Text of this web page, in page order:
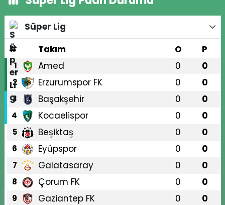
Süper Lig
#
Takım O P
1 Amed 0 0
2 Erzurumspor FK 0 0
3 Başakşehir 0 0
4 Kocaelispor 0 0
5 Beşiktaş 0 0
6 Eyüpspor 0 0
7 Galatasaray 0 0
8 Çorum FK 0 0
9 Gaziantep FK 0 0